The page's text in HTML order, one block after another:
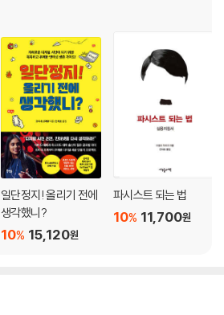
일단정지! 올리기 전에
생각했니?
15,120원
10%
파시스트 되는 법
11,700원
10%